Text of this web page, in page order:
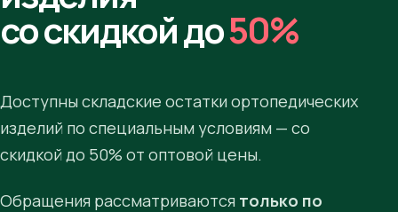
со скидкой до50%
Доступны складские остатки ортопедических
изделий по специальным условиям — со
скидкой до 50% от оптовой цены.
Обращения рассматриваются только по